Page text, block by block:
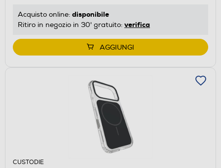
Acquisto online: disponibile
Ritiro in negozio in 30' gratuito: verifica
AGGIUNGI
CUSTODIE